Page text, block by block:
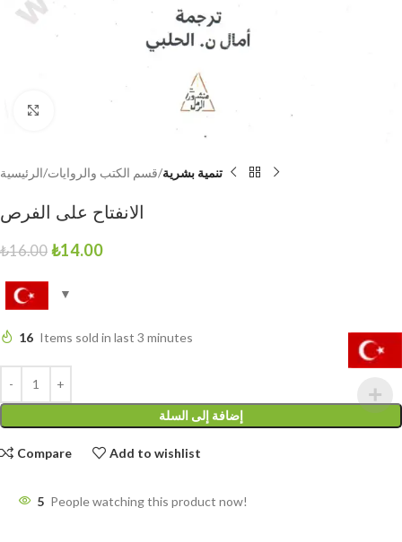
الرئيسية قسم الكتب والروايات تنمية بشرية
الانفتاح على الفرص
₺16.00 ₺14.00
16 Items sold in last 3 minutes
إضافة إلى السلة
Compare Add to wishlist
5 People watching this product now!